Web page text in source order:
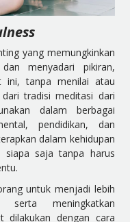
yang memungkinkan
menyadari pikiran,
ini, tanpa menilai atau
tradisi meditasi dari
dalam berbagai
pendidikan, dan
dalam kehidupan
siapa saja tanpa harus
untuk menjadi lebih
meningkatkan
dilakukan dengan cara